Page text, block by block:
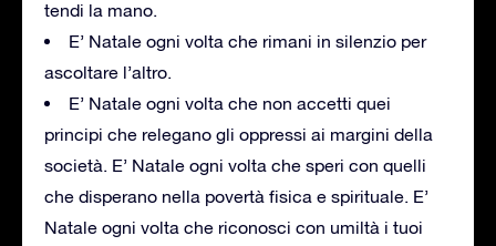
tendi la mano.
E’ Natale ogni volta che rimani in silenzio per
ascoltare l’altro.
E’ Natale ogni volta che non accetti quei
principi che relegano gli oppressi ai margini della
società. E’ Natale ogni volta che speri con quelli
che disperano nella povertà fisica e spirituale. E’
Natale ogni volta che riconosci con umiltà i tuoi